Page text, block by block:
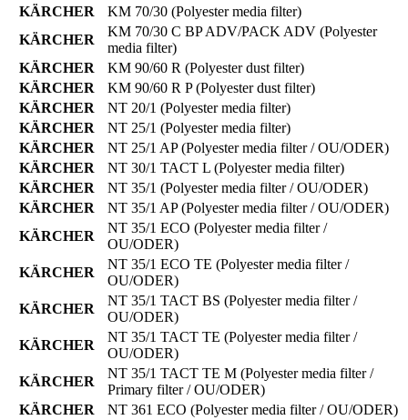
KÄRCHER
KM 70/30 (Polyester media filter)
KÄRCHER
KM 70/30 C BP ADV/PACK ADV (Polyester
media filter)
KÄRCHER
KM 90/60 R (Polyester dust filter)
KÄRCHER
KM 90/60 R P(Polyester dust filter)
KÄRCHER
NT 20/1 (Polyester media filter)
KÄRCHER
NT 25/1 (Polyester media filter)
KÄRCHER
NT 25/1 AP(Polyester media filter / OU/ODER)
KÄRCHER
NT 30/1 TACT L (Polyester media filter)
KÄRCHER
NT 35/1 (Polyester media filter / OU/ODER)
KÄRCHER
NT 35/1 AP(Polyester media filter / OU/ODER)
KÄRCHER
NT 35/1 ECO (Polyester media filter /
OU/ODER)
KÄRCHER
NT 35/1 ECO TE (Polyester media filter /
OU/ODER)
KÄRCHER
NT 35/1 TACT BS (Polyester media filter /
OU/ODER)
KÄRCHER
NT 35/1 TACT TE (Polyester media filter /
OU/ODER)
KÄRCHER
NT 35/1 TACT TE M (Polyester media filter /
Primary filter / OU/ODER)
KÄRCHER
NT 361 ECO (Polyester media filter / OU/ODER)